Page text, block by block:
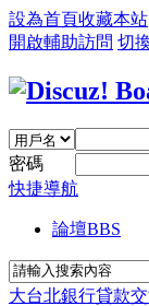
設為首頁收藏本站
開啟輔助訪問 切
密碼
快捷導航
論壇BBS
大台北銀行貸款